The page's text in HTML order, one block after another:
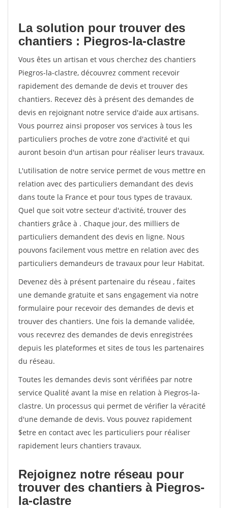
La solution pour trouver des
chantiers : Piegros-la-clastre
Vous êtes un artisan et vous cherchez des chantiers
Piegros-la-clastre, découvrez comment recevoir
rapidement des demande de devis et trouver des
chantiers. Recevez dès à présent des demandes de
devis en rejoignant notre service d'aide aux artisans.
Vous pourrez ainsi proposer vos services à tous les
particuliers proches de votre zone d'activité et qui
auront besoin d'un artisan pour réaliser leurs travaux.
L'utilisation de notre service permet de vous mettre en
relation avec des particuliers demandant des devis
dans toute la France et pour tous types de travaux.
Quel que soit votre secteur d'activité, trouver des
chantiers grâce à . Chaque jour, des milliers de
particuliers demandent des devis en ligne. Nous
pouvons facilement vous mettre en relation avec des
particuliers demandeurs de travaux pour leur Habitat.
Devenez dès à présent partenaire du réseau , faites
une demande gratuite et sans engagement via notre
formulaire pour recevoir des demandes de devis et
trouver des chantiers. Une fois la demande validée,
vous recevrez des demandes de devis enregistrées
depuis les plateformes et sites de tous les partenaires
du réseau.
Toutes les demandes devis sont vérifiées par notre
service Qualité avant la mise en relation à Piegros-la-
clastre. Un processus qui permet de vérifier la véracité
d'une demande de devis. Vous pouvez rapidement
$etre en contact avec les particuliers pour réaliser
rapidement leurs chantiers travaux.
Rejoignez notre réseau pour
trouver des chantiers à Piegros-
la-clastre